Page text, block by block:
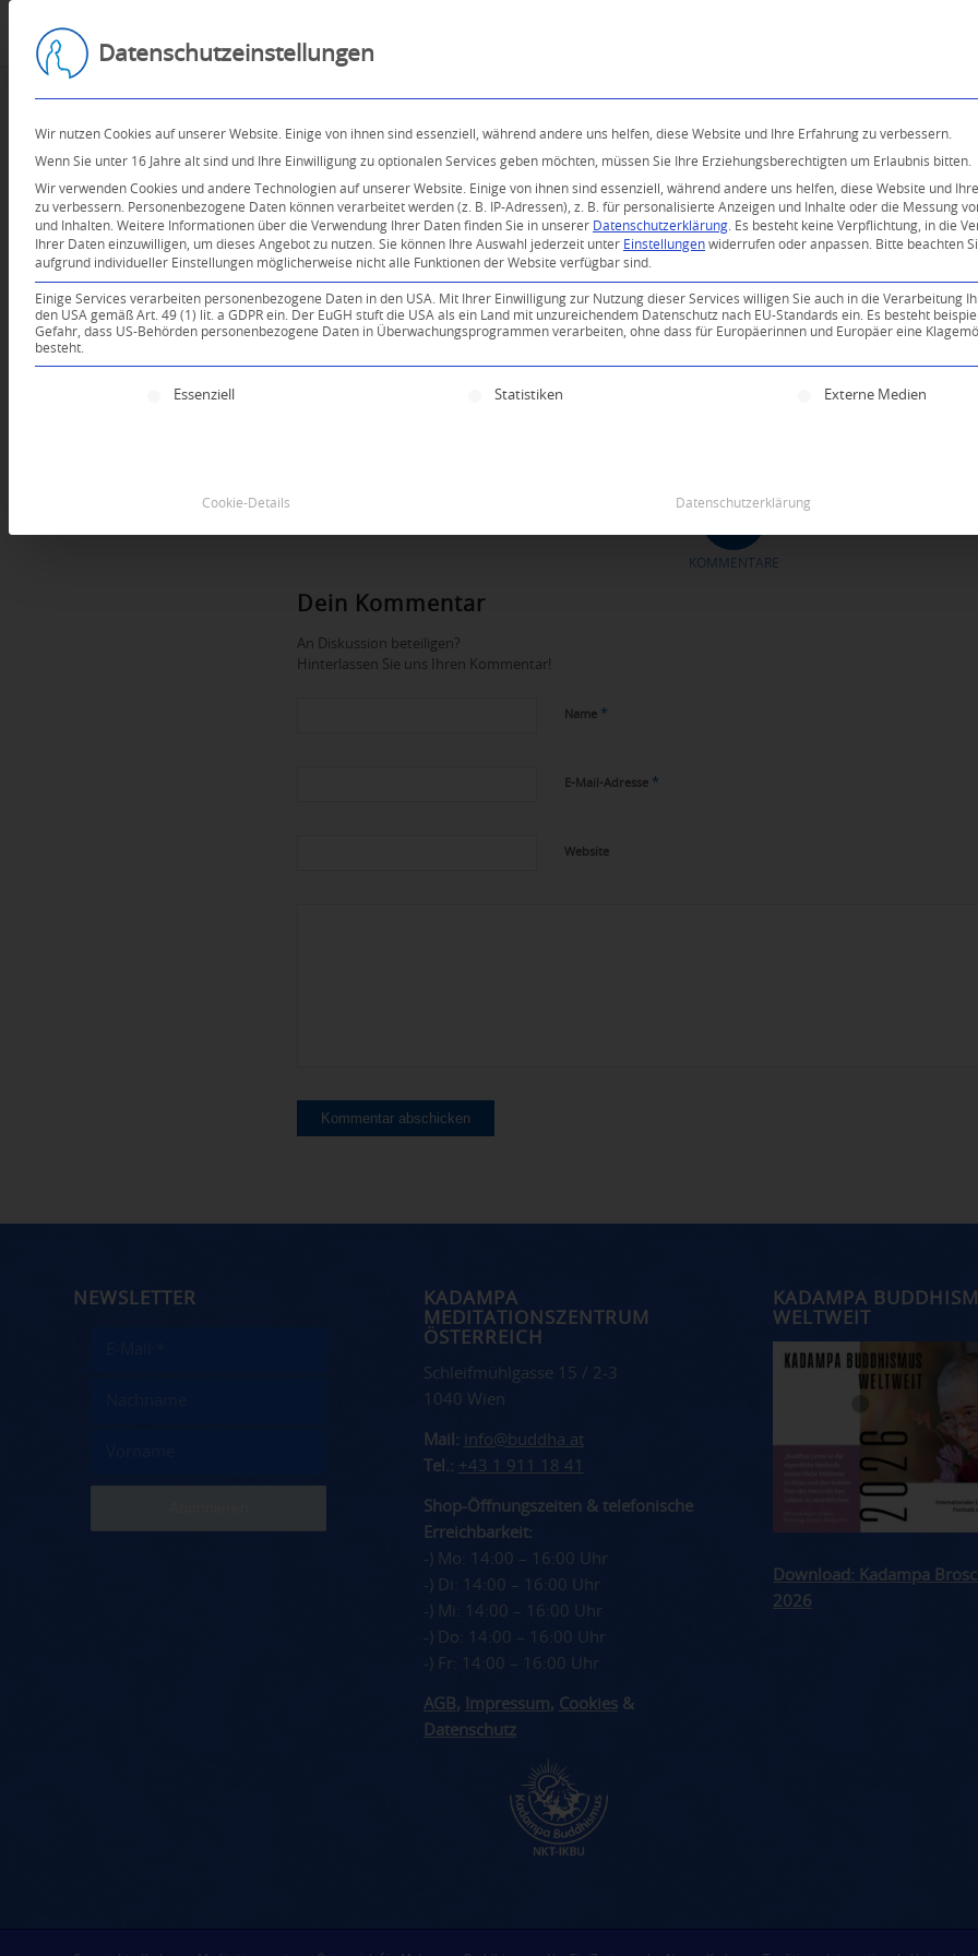
KOMMENTARE
Dein Kommentar
An Diskussion beteiligen?
Hinterlassen Sie uns Ihren Kommentar!
Name *
E-Mail-Adresse *
Website
NEWSLETTER
KADAMPA
MEDITATIONSZENTRUM
ÖSTERREICH
Schleifmühlgasse 15 / 2-3
1040 Wien
Mail: info@buddha.at
Tel.: +43 1 911 18 41
Shop-Öffnungszeiten & telefonische
Erreichbarkeit:
-) Mo: 14:00 – 16:00 Uhr
-) Di: 14:00 – 16:00 Uhr
-) Mi: 14:00 – 16:00 Uhr
-) Do: 14:00 – 16:00 Uhr
-) Fr: 14:00 – 16:00 Uhr
AGB , Impressum, Cookies&
Datenschutz
KADAMPA
WELTWEIT
Download: Kadampa
2026
Datenschutzeinstellungen
Wir nutzen Cookies auf unserer Website. Einige von ihnen sind essenziell, während andere uns helfen, diese Website und Ihre Erfahrung zu verbessern.
Wenn Sie unter 16 Jahre alt sind und Ihre Einwilligung zu optionalen Services geben möchten, müssen Sie Ihre Erziehungsberechtigten um Erlaubnis bitten.
Wir verwenden Cookies und andere Technologien auf unserer Website. Einige von ihnen sind essenziell, während andere uns helfen, diese Website und
zu verbessern.
Personenbezogene Daten können verarbeitet werden (z. B. IP-Adressen), z. B. für personalisierte Anzeigen und Inhalte oder die Messung
und Inhalten. Weitere Informationen über die Verwendung Ihrer Daten finden Sie in unserer Datenschutzerklärung
Es besteht keine Verpflichtung, in die
Ihrer Daten einzuwilligen, um dieses Angebot zu nutzen. Sie können Ihre Auswahl jederzeit unter Einstellungen widerrufen oder anpassen.
Bitte beachten
aufgrund individueller Einstellungen möglicherweise nicht alle Funktionen der Website verfügbar sind.
Einige Services verarbeiten personenbezogene Daten in den USA. Mit Ihrer Einwilligung zur Nutzung dieser Services willigen Sie auch in die Verarbeitung
den USA gemäß Art. 49 (1) lit. a GDPR ein. Der EuGH stuft die USA als ein Land mit unzureichendem Datenschutz nach EU-Standards ein. Es besteht
Gefahr, dass US-Behörden personenbezogene Daten in Überwachungsprogrammen verarbeiten, ohne dass für Europäerinnen und Europäer eine
besteht.
Es folgt eine Liste der Service-Gruppen, für die eine Einwilligung erteilt werden kann. Die erste
Essenziell Statistiken Externe Medien
Cookie-Details Datenschutzerklärung